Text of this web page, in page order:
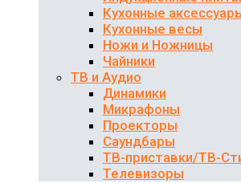
Кухонные
Кухонные весы
Ножи и Ножницы
Чайники
ТВ и Аудио
Динамики
Микрафоны
Проекторы
Саундбары
ТВ-приставки/ТВ-
Телевизоры